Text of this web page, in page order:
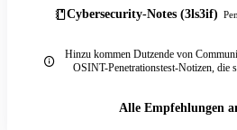
Cybersecurity-Notes (3ls3if)
Hinzu kommen Dutzende von
OSINT-Penetrationstest-Notizen, die
Alle Empfehlungen